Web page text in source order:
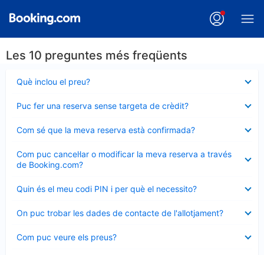
Les 10 preguntes més freqüents
Què inclou el preu?
tancat
Puc fer una reserva sense targeta de crèdit?
tancat
Com sé que la meva reserva està confirmada?
tancat
Com puc cancel·lar o modificar la meva reserva a través
de Booking.com?
tancat
Quin és el meu codi PIN i per què el necessito?
tancat
On puc trobar les dades de contacte de l'allotjament?
tancat
Com puc veure els preus?
tancat